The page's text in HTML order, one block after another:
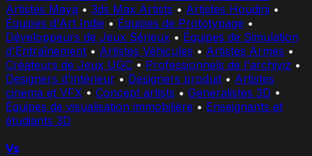
Artistes Maya • 3ds Max Artists • Artistes Houdini •
Équipes d'Art Indie • Équipes de Prototypage •
Développeurs de Jeux Sérieux • Équipes de Simulation
d'Entraînement • Artistes Véhicules • Artistes Armes •
Créateurs de Jeux UGC • Professionnels de l'archiviz •
Designers d'intérieur • Designers produit • Artistes
cinema et VFX • Concept artists • Generalistes 3D •
Équipes de visualisation immobilière • Enseignants et
étudiants 3D
Vs